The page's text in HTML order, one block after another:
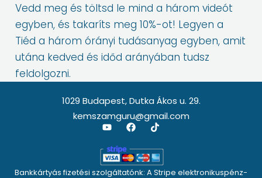
Vedd meg és töltsd le mind a három videót
egyben, és takaríts meg 10%-ot! Legyen a
Tiéd a három órányi tudásanyag egyben, amit
utána kedved és időd arányában tudsz
feldolgozni.
1029 Budapest, Dutka Ákos u. 29.
kemszamguru@gmail.com
Y
u
t
u
b
F
c
e
b
o
T
k
t
o
k
Bankkártyás fizetési szolgáltatónk: A Stripe elektronikuspénz-